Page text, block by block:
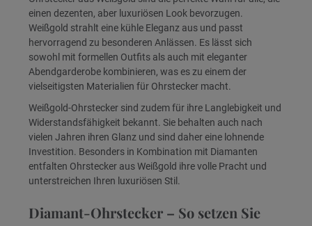
einen dezenten, aber luxuriösen Look bevorzugen.
Weißgold strahlt eine kühle Eleganz aus und passt
hervorragend zu besonderen Anlässen. Es lässt sich
sowohl mit formellen Outfits als auch mit eleganter
Abendgarderobe kombinieren, was es zu einem der
vielseitigsten Materialien für Ohrstecker macht.
Weißgold-Ohrstecker sind zudem für ihre Langlebigkeit und
Widerstandsfähigkeit bekannt. Sie behalten auch nach
vielen Jahren ihren Glanz und sind daher eine lohnende
Investition. Besonders in Kombination mit Diamanten
entfalten Ohrstecker aus Weißgold ihre volle Pracht und
unterstreichen Ihren luxuriösen Stil.
Diamant-Ohrstecker – So setzen Sie